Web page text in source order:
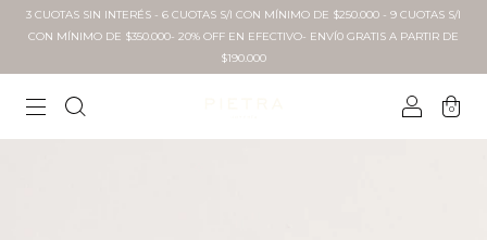
3 CUOTAS SIN INTERÉS - 6 CUOTAS S/I CON MÍNIMO DE $250.000 - 9 CUOTAS S/I
CON MÍNIMO DE $350.000- 20% OFF EN EFECTIVO- ENVÍ0 GRATIS A PARTIR DE
$190.000
0